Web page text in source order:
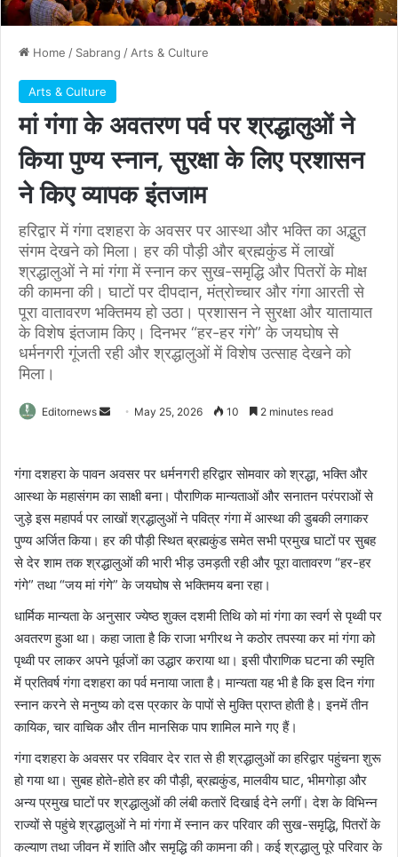
Home / Sabrang /Arts & Culture
Arts & Culture
मां गंगा के अवतरण पर्व पर श्रद्धालुओं ने
किया पुण्य स्नान, सुरक्षा के लिए प्रशासन
ने किए व्यापक इंतजाम
हरिद्वार में गंगा दशहरा के अवसर पर आस्था और भक्ति का अद्भुत
संगम देखने को मिला। हर की पौड़ी और ब्रह्मकुंड में लाखों
श्रद्धालुओं ने मां गंगा में स्नान कर सुख-समृद्धि और पितरों के मोक्ष
की कामना की। घाटों पर दीपदान, मंत्रोच्चार और गंगा आरती से
पूरा वातावरण भक्तिमय हो उठा। प्रशासन ने सुरक्षा और यातायात
के विशेष इंतजाम किए। दिनभर “हर-हर गंगे” के जयघोष से
धर्मनगरी गूंजती रही और श्रद्धालुओं में विशेष उत्साह देखने को
मिला।
Editornews
Send May 25, 2026 10 2 minutes read
गंगा दशहरा के पावन अवसर पर धर्मनगरी हरिद्वार सोमवार को श्रद्धा, भक्ति और
आस्था के महासंगम का साक्षी बना। पौराणिक मान्यताओं और सनातन परंपराओं से
जुड़े इस महापर्व पर लाखों श्रद्धालुओं ने पवित्र गंगा में आस्था की डुबकी लगाकर
पुण्य अर्जित किया। हर की पौड़ी स्थित ब्रह्मकुंड समेत सभी प्रमुख घाटों पर सुबह
से देर शाम तक श्रद्धालुओं की भारी भीड़ उमड़ती रही और पूरा वातावरण “हर-हर
गंगे” तथा “जय मां गंगे” के जयघोष से भक्तिमय बना रहा।
धार्मिक मान्यता के अनुसार ज्येष्ठ शुक्ल दशमी तिथि को मां गंगा का स्वर्ग से पृथ्वी पर
अवतरण हुआ था। कहा जाता है कि राजा भगीरथ ने कठोर तपस्या कर मां गंगा को
पृथ्वी पर लाकर अपने पूर्वजों का उद्धार कराया था। इसी पौराणिक घटना की स्मृति
में प्रतिवर्ष गंगा दशहरा का पर्व मनाया जाता है। मान्यता यह भी है कि इस दिन गंगा
स्नान करने से मनुष्य को दस प्रकार के पापों से मुक्ति प्राप्त होती है। इनमें तीन
कायिक, चार वाचिक और तीन मानसिक पाप शामिल माने गए हैं।
गंगा दशहरा के अवसर पर रविवार देर रात से ही श्रद्धालुओं का हरिद्वार पहुंचना शुरू
हो गया था। सुबह होते-होते हर की पौड़ी, ब्रह्मकुंड, मालवीय घाट, भीमगोड़ा और
अन्य प्रमुख घाटों पर श्रद्धालुओं की लंबी कतारें दिखाई देने लगीं। देश के विभिन्न
राज्यों से पहुंचे श्रद्धालुओं ने मां गंगा में स्नान कर परिवार की सुख-समृद्धि, पितरों के
कल्याण तथा जीवन में शांति और समृद्धि की कामना की। कई श्रद्धालु पूरे परिवार के